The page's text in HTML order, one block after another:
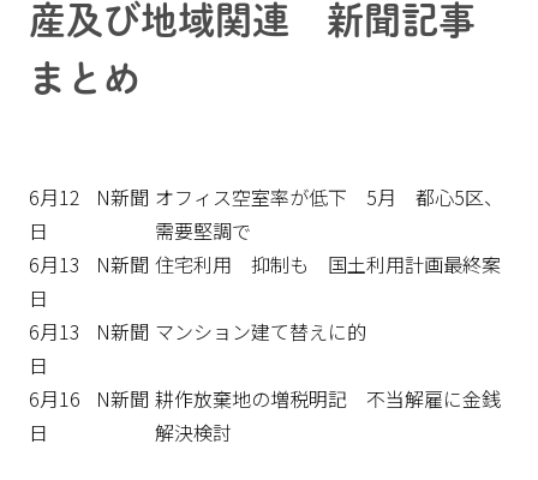
産及び地域関連 新聞記事
まとめ
6月12
日
N新聞 オフィス空室率が低下 5月 都心5区、
需要堅調で
6月13
日
N新聞 住宅利用 抑制も 国土利用計画最終案
6月13
日
N新聞 マンション建て替えに的
6月16
日
N新聞 耕作放棄地の増税明記 不当解雇に金銭
解決検討